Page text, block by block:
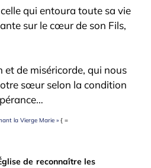
qui entoura toute sa vie
sur le cœur de son Fils,
et de miséricorde, qui nous
sœur selon la condition
la Vierge Marie » { =
de reconnaître les